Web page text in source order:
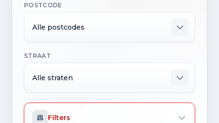
POSTCODE
Alle postcodes
STRAAT
Alle straten
Filters